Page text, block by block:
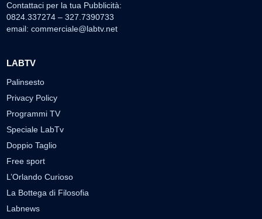
Contattaci per la tua Pubblicità:
0824.337274 – 327.7390733
email: commerciale@labtv.net
LABTV
Palinsesto
Privacy Policy
Programmi TV
Speciale LabTv
Doppio Taglio
Free sport
L’Orlando Curioso
La Bottega di Filosofia
Labnews